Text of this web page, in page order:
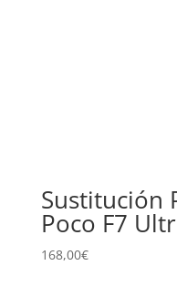
Sustitución
Poco F7
168,00€